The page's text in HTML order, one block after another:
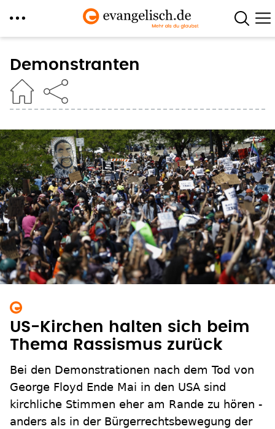
zum
Inhalt
Demonstranten
US-Kirchen halten sich beim
Thema Rassismus zurück
Bei den Demonstrationen nach dem Tod von
George Floyd Ende Mai in den USA sind
kirchliche Stimmen eher am Rande zu hören -
anders als in der Bürgerrechtsbewegung der